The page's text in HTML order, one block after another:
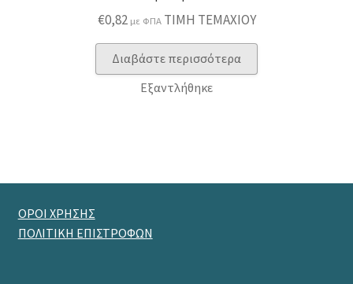
€0,82 με ΦΠΑ ΤΙΜΗ ΤΕΜΑΧΙΟΥ
Διαβάστε περισσότερα
Εξαντλήθηκε
ΟΡΟΙ ΧΡΗΣΗΣ
ΠΟΛΙΤΙΚΗ ΕΠΙΣΤΡΟΦΩΝ